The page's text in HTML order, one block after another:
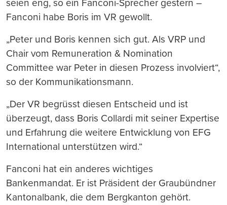
seien eng, so ein Fanconi-Sprecher gestern –
Fanconi habe Boris im VR gewollt.
„Peter und Boris kennen sich gut. Als VRP und
Chair vom Remuneration & Nomination
Committee war Peter in diesen Prozess involviert“,
so der Kommunikationsmann.
„Der VR begrüsst diesen Entscheid und ist
überzeugt, dass Boris Collardi mit seiner Expertise
und Erfahrung die weitere Entwicklung von EFG
International unterstützen wird.“
Fanconi hat ein anderes wichtiges
Bankenmandat. Er ist Präsident der Graubündner
Kantonalbank, die dem Bergkanton gehört.